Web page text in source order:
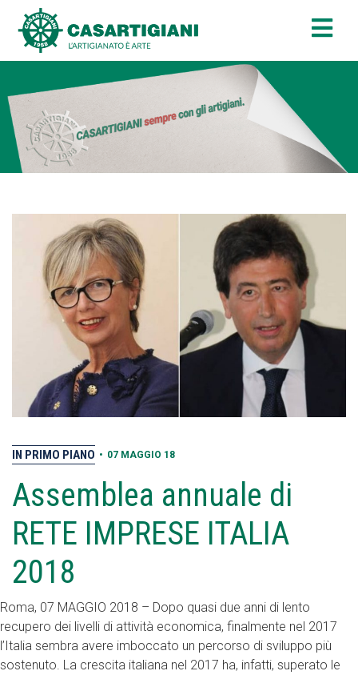
IN PRIMO PIANO • 07 MAGGIO 18
Assemblea annuale di
RETE IMPRESE ITALIA
2018
Roma, 07 MAGGIO 2018 – Dopo quasi due anni di lento
recupero dei livelli di attività economica, finalmente nel 2017
l’Italia sembra avere imboccato un percorso di sviluppo più
sostenuto. La crescita italiana nel 2017 ha, infatti, superato le